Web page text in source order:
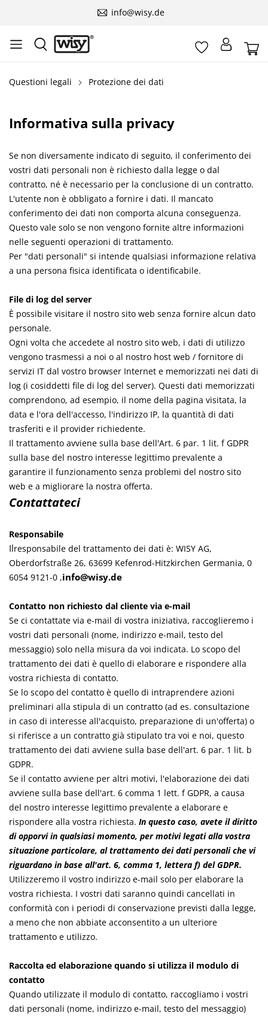
info@wisy.de
Questioni legali Protezione dei dati
Informativa sulla privacy
Se non diversamente indicato di seguito, il conferimento dei
vostri dati personali non è richiesto dalla legge o dal
contratto, né è necessario per la conclusione di un contratto.
L'utente non è obbligato a fornire i dati. Il mancato
conferimento dei dati non comporta alcuna conseguenza.
Questo vale solo se non vengono fornite altre informazioni
nelle seguenti operazioni di trattamento.
Per "dati personali" si intende qualsiasi informazione relativa
a una persona fisica identificata o identificabile.
File di log del server
È possibile visitare il nostro sito web senza fornire alcun dato
personale.
Ogni volta che accedete al nostro sito web, i dati di utilizzo
vengono trasmessi a noi o al nostro host web / fornitore di
servizi IT dal vostro browser Internet e memorizzati nei dati di
log (i cosiddetti file di log del server). Questi dati memorizzati
comprendono, ad esempio, il nome della pagina visitata, la
data e l'ora dell'accesso, l'indirizzo IP, la quantità di dati
trasferiti e il provider richiedente.
Il trattamento avviene sulla base dell'Art. 6 par. 1 lit. f GDPR
sulla base del nostro interesse legittimo prevalente a
garantire il funzionamento senza problemi del nostro sito
web e a migliorare la nostra offerta.
Contattateci
Responsabile
Ilresponsabile del trattamento dei dati è: WISY AG,
Oberdorfstraße 26, 63699 Kefenrod-Hitzkirchen Germania, 0
6054 9121-0 ,info@wisy.de
Contatto non richiesto dal cliente via e-mail
Se ci contattate via e-mail di vostra iniziativa, raccoglieremo i
vostri dati personali (nome, indirizzo e-mail, testo del
messaggio) solo nella misura da voi indicata. Lo scopo del
trattamento dei dati è quello di elaborare e rispondere alla
vostra richiesta di contatto.
Se lo scopo del contatto è quello di intraprendere azioni
preliminari alla stipula di un contratto (ad es. consultazione
in caso di interesse all'acquisto, preparazione di un'offerta) o
si riferisce a un contratto già stipulato tra voi e noi, questo
trattamento dei dati avviene sulla base dell'art. 6 par. 1 lit. b
GDPR.
Se il contatto avviene per altri motivi, l'elaborazione dei dati
avviene sulla base dell'art. 6 comma 1 lett. f GDPR, a causa
del nostro interesse legittimo prevalente a elaborare e
rispondere alla vostra richiesta. In questo caso, avete il diritto
di opporvi in qualsiasi momento, per motivi legati alla vostra
situazione particolare, al trattamento dei dati personali che vi
riguardano in base all'art. 6, comma 1, lettera f) del GDPR.
Utilizzeremo il vostro indirizzo e-mail solo per elaborare la
vostra richiesta. I vostri dati saranno quindi cancellati in
conformità con i periodi di conservazione previsti dalla legge,
a meno che non abbiate acconsentito a un ulteriore
trattamento e utilizzo.
Raccolta ed elaborazione quando si utilizza il modulo di
contatto
Quando utilizzate il modulo di contatto, raccogliamo i vostri
dati personali (nome, indirizzo e-mail, testo del messaggio)